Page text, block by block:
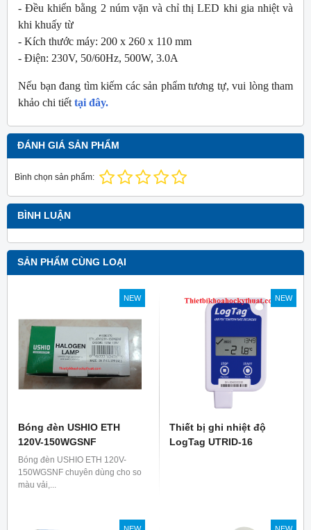
- Đều khiển bằng 2 núm vặn và chỉ thị LED khi gia nhiệt và
khi khuấy từ
- Kích thước máy: 200 x 260 x 110 mm
- Điện: 230V, 50/60Hz, 500W, 3.0A
Nếu bạn đang tìm kiếm các sản phẩm tương tự, vui lòng tham
khảo chi tiết tại đây.
ĐÁNH GIÁ SẢN PHẨM
Bình chọn sản phẩm:
BÌNH LUẬN
SẢN PHẨM CÙNG LOẠI
NEW
Bóng đèn USHIO ETH
120V-150WGSNF
Bóng đèn USHIO ETH 120V-
150WGSNF chuyên dùng cho so
màu vải,...
NEW
Thiết bị ghi nhiệt độ
LogTag UTRID-16